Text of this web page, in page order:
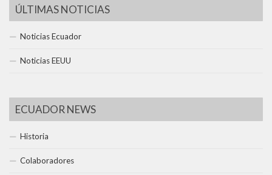
ÚLTIMAS NOTICIAS
Noticias Ecuador
Noticias EEUU
ECUADOR NEWS
Historia
Colaboradores